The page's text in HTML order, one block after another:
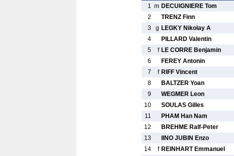
1 m DECUIGNIERE Tom
2
TRENZ Finn
3
g LEGKY Nikolay A
4
PILLARD Valentin
5
f LE CORRE Benjamin
6
FEREY Antonin
7
f RIFF Vincent
8
BALTZER Yoan
9
WEGMER Leon
10
SOULAS Gilles
11
PHAM Han Nam
12
BREHME Ralf-Peter
13
IINO JUBIN Enzo
14
f REINHART Emmanuel